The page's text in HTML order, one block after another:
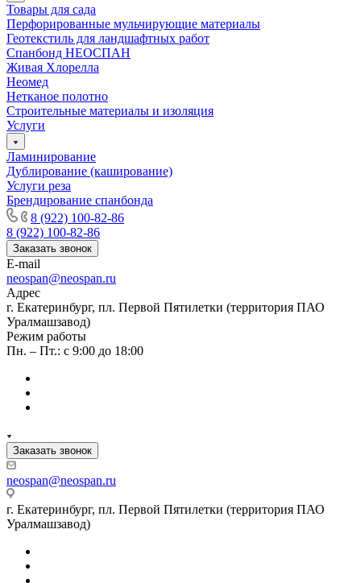
Товары для сада
Перфорированные мульчирующие материалы
Геотекстиль для ландшафтных работ
Спанбонд НЕОСПАН
Живая Хлорелла
Нeомед
Нетканое полотно
Строительные материалы и изоляция
Услуги
Ламинирование
Дублирование (каширование)
Услуги реза
Брендирование спанбонда
8 (922) 100-82-86
8 (922) 100-82-86
Заказать звонок
E-mail
neospan@neospan.ru
Адрес
г. Екатеринбург, пл. Первой Пятилетки (территория ПАО
Уралмашзавод)
Режим работы
Пн. – Пт.: с 9:00 до 18:00
Заказать звонок
neospan@neospan.ru
г. Екатеринбург, пл. Первой Пятилетки (территория ПАО
Уралмашзавод)